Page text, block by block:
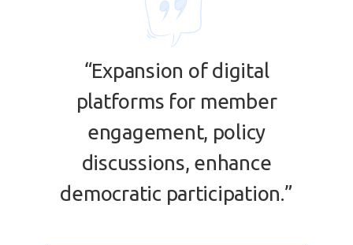
“Expansion of digital
platforms for member
engagement, policy
discussions, enhance
democratic participation.”